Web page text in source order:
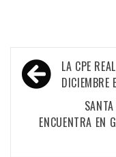
Navegación
de
entradas
LA CPE
DICIEMBRE
ENCUENTRA EN